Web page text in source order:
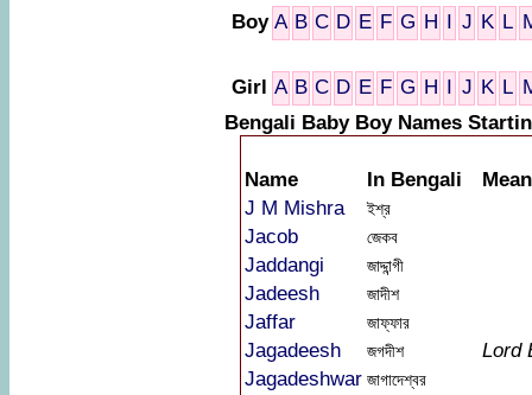
Boy A B C D E F G H I J K L
Girl A B C D E F G H I J K L
Bengali Baby Boy Names
Name In Bengali
J M Mishra
ইশ্র
Jacob জেকব
Jaddangi জাদ্দান্গী
Jadeesh জাদীশ
Jaffar জাফ্ফার
Jagadeesh জগদীশ
Lord
Jagadeshwar জাগাদেশ্বর